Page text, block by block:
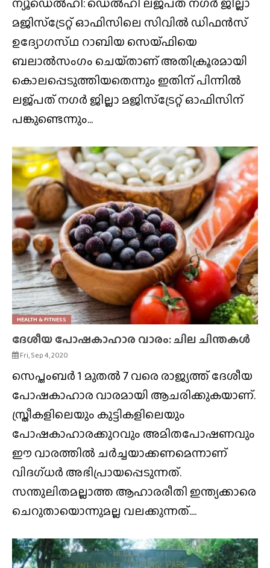
മജിസ്‌ട്രേറ്റ് ഓഫിസിലെ സിവില്‍ ഡിഫന്‍സ്
ഉദ്യോഗസ്‌ഥ റാബിയ സെയ്‌ഫിയെ
ബലാല്‍സംഗം ചെയ്‌താണ്‌ അതിക്രൂരമായി
കൊലപ്പെടുത്തിയതെന്നും ഇതിന് പിന്നിൽ
ലജ്‌പത്‌ നഗര്‍ ജില്ലാ മജിസ്‌ട്രേറ്റ് ഓഫിസിന്
പങ്കുണ്ടെന്നും...
HEALTH & FITNESS
ദേശീയ പോഷകാഹാര വാരം: ചില ചിന്തകള്‍
Fri, Sep 4, 2020
സെപ്തംബര്‍ 1 മുതല്‍ 7 വരെ രാജ്യത്ത് ദേശീയ
പോഷകാഹാര വാരമായി ആചരിക്കുകയാണ്.
സ്ത്രീകളിലെയും കുട്ടികളിലെയും
പോഷകാഹാരക്കുറവും അമിതപോഷണവും
ഈ വാരത്തില്‍ ചര്‍ച്ചയാക്കണമെന്നാണ്
വിദഗ്ധര്‍ അഭിപ്രായപ്പെടുന്നത്.
സന്തുലിതമല്ലാത്ത ആഹാരരീതി ഇന്ത്യക്കാരെ
ചെറുതായൊന്നുമല്ല വലക്കുന്നത്....